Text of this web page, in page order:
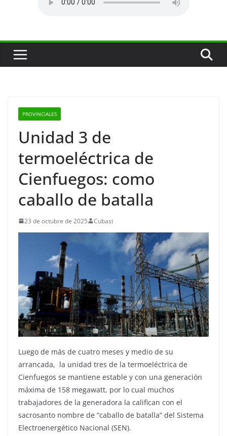
PROVINCIALES
Unidad 3 de
termoeléctrica de
Cienfuegos: como
caballo de batalla
23 de octubre de 2025 Cubasi
Luego de más de cuatro meses y medio de su
arrancada, la unidad tres de la termoeléctrica de
Cienfuegos se mantiene estable y con una generación
máxima de 158 megawatt, por lo cual muchos
trabajadores de la generadora la califican con el
sacrosanto nombre de “caballo de batalla” del Sistema
Electroenergético Nacional (SEN).